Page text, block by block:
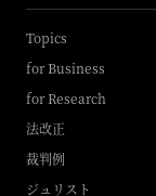
Topics
for Business
for Research
法改正
裁判例
ジュリスト